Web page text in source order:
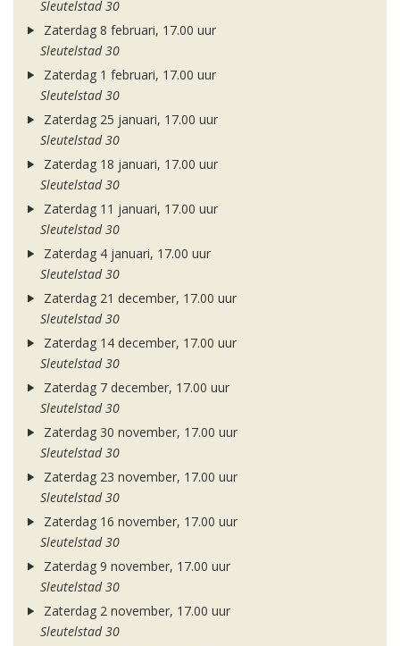
Sleutelstad 30
Zaterdag 8 februari, 17.00 uur
Sleutelstad 30
Zaterdag 1 februari, 17.00 uur
Sleutelstad 30
Zaterdag 25 januari, 17.00 uur
Sleutelstad 30
Zaterdag 18 januari, 17.00 uur
Sleutelstad 30
Zaterdag 11 januari, 17.00 uur
Sleutelstad 30
Zaterdag 4 januari, 17.00 uur
Sleutelstad 30
Zaterdag 21 december, 17.00 uur
Sleutelstad 30
Zaterdag 14 december, 17.00 uur
Sleutelstad 30
Zaterdag 7 december, 17.00 uur
Sleutelstad 30
Zaterdag 30 november, 17.00 uur
Sleutelstad 30
Zaterdag 23 november, 17.00 uur
Sleutelstad 30
Zaterdag 16 november, 17.00 uur
Sleutelstad 30
Zaterdag 9 november, 17.00 uur
Sleutelstad 30
Zaterdag 2 november, 17.00 uur
Sleutelstad 30